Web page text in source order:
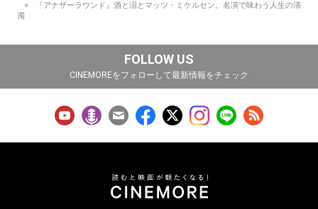
『アナザーラウンド』酒と泪とマッツ・ミケルセン。名演で味わう人生の清
濁
FOLLOW US
CINEMOREをフォローして最新情報をチェック